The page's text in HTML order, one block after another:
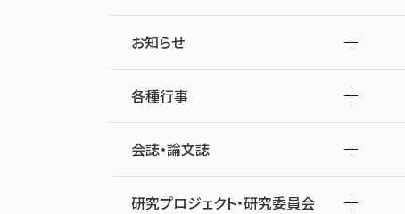
お知らせ
各種行事
会誌・論文誌
研究プロジェクト・研究委員会